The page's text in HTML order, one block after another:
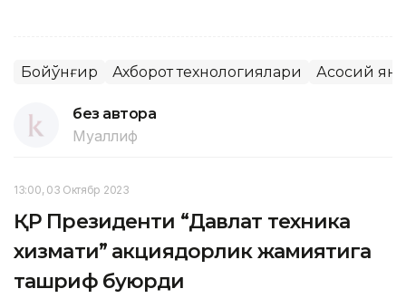
Бойқўнғир Ахборот технологиялари Асосий
без автора
Муаллиф
13:00, 03 Октябр 2023
ҚР Президенти “Давлат техника
хизмати” акциядорлик жамиятига
ташриф буюрди